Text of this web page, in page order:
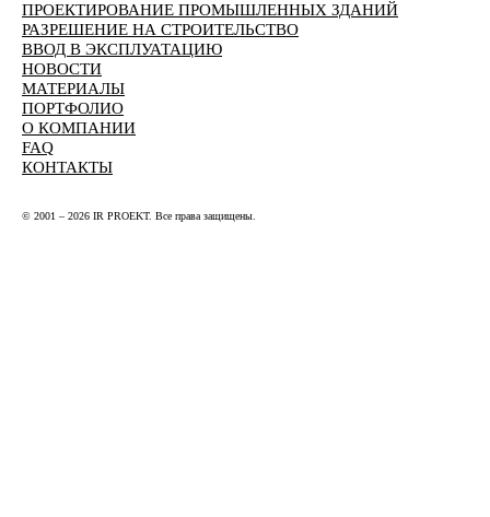
ПРОЕКТИРОВАНИЕ ПРОМЫШЛЕННЫХ ЗДАНИЙ
РАЗРЕШЕНИЕ НА СТРОИТЕЛЬСТВО
ВВОД В ЭКСПЛУАТАЦИЮ
НОВОСТИ
МАТЕРИАЛЫ
ПОРТФОЛИО
О КОМПАНИИ
FAQ
КОНТАКТЫ
© 2001 – 2026 IR PROEKT. Все права защищены.